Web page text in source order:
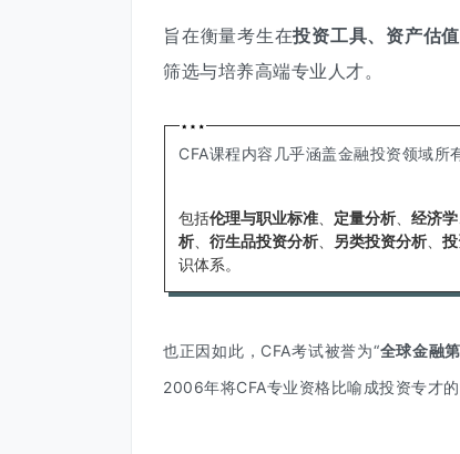
旨在衡量考生在投资工具、 资产估值
筛选与培养高端专业人才。
CFA课程内容几乎涵盖金融投资领域所
包括伦理与职业标准 定量分析 经济学
析
衍生品投资分析 另类投资分析
识体系。
也正因如此，CFA考试被誉为“全球金融
2006年将CFA专业资格比喻成投资专才的